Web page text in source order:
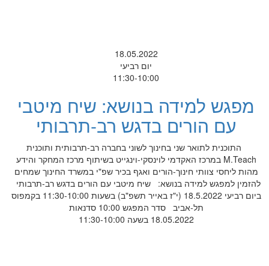
18.05.2022
יום רביעי
11:30-10:00
מפגש למידה בנושא: שיח מיטבי
עם הורים בדגש רב-תרבותי
התוכנית לתואר שני בחינוך לשוני בחברה רב-תרבותית ותוכנית
M.Teach במרכז האקדמי לוינסקי-וינגייט בשיתוף מרכז המחקר והידע
מהות ליחסי צוותי חינוך-הורים ואגף בכיר שפ"י במשרד החינוך שמחים
להזמין למפגש למידה בנושא: שיח מיטבי עם הורים בדגש רב-תרבותי
ביום רביעי 18.5.2022 (י"ז באייר תשפ"ב) בשעות 11:30-10:00 בקמפוס
תל-אביב סדר המפגש 10:00 סדנאות
18.05.2022 בשעה 11:30-10:00